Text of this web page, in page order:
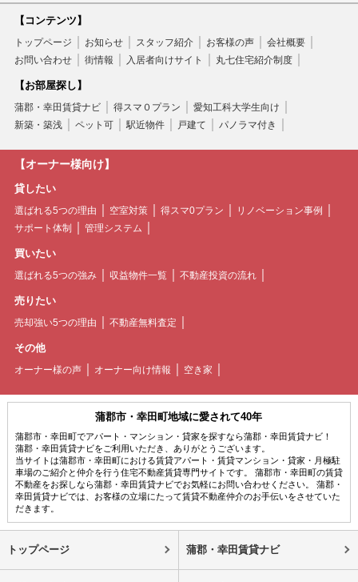
【コンテンツ】
トップページ お知らせ スタッフ紹介 お客様の声
会社概要
お問い合わせ
街情報 入居者向けサイト 丸七住宅紹介制度
【お部屋探し】
蒲郡・幸田賃貸ナビ 得スマ０プラン
愛知工科大学生向け
新築・築浅
ペット可 駅近物件 戸建て パノラマ付き
【オーナー様向け】
貸したい
選ばれる5つの理由 空室対策 得スマ0プラン
リノベーション事例
サポート体制
管理システム
買いたい
選ばれる5つの強み 収益物件一覧 不動産投資の流れ
売りたい
売却強い5つの理由 不動産無料査定
その他
オーナー様の声 オーナー向け情報 空き家
蒲郡市・幸田町地域に愛されて40年
蒲郡市・幸田町でアパート・マンション・貸家を探すなら蒲郡・幸田賃貸ナビ！
蒲郡・幸田賃貸ナビをご利用いただき、ありがとうございます。
当サイトは蒲郡市・幸田町における賃貸アパート・賃貸マンション・貸家・月極駐
車場のご紹介と仲介を行う住宅不動産賃貸専門サイトです。 蒲郡市・幸田町の賃貸
不動産をお探しなら蒲郡・幸田賃貸ナビでお気軽にお問い合わせください。 蒲郡・
幸田賃貸ナビでは、お客様の立場にたって賃貸不動産仲介のお手伝いをさせていた
だきます。
トップページ 蒲郡・幸田賃貸ナビ